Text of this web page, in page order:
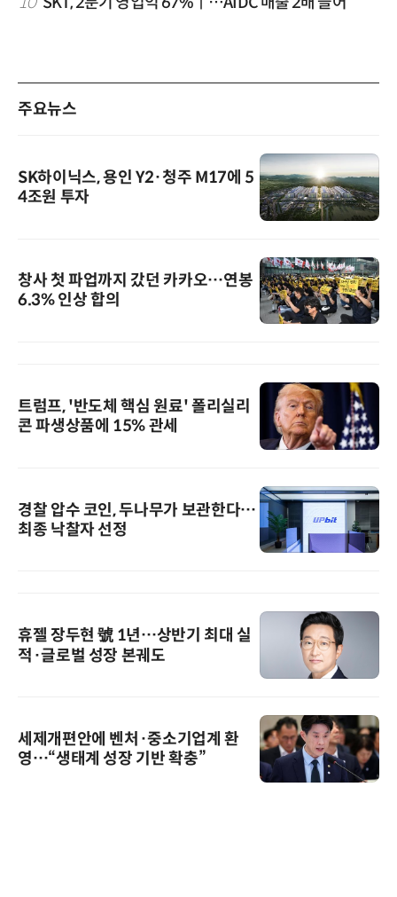
주요뉴스
SK하이닉스, 용인 Y2·청주 M17에 5
4조원 투자
창사 첫 파업까지 갔던 카카오…연봉
6.3% 인상 합의
트럼프, '반도체 핵심 원료' 폴리실리
콘 파생상품에 15% 관세
경찰 압수 코인, 두나무가 보관한다…
최종 낙찰자 선정
휴젤 장두현 號 1년…상반기 최대 실
적·글로벌 성장 본궤도
세제개편안에 벤처·중소기업계 환
영…“생태계 성장 기반 확충”